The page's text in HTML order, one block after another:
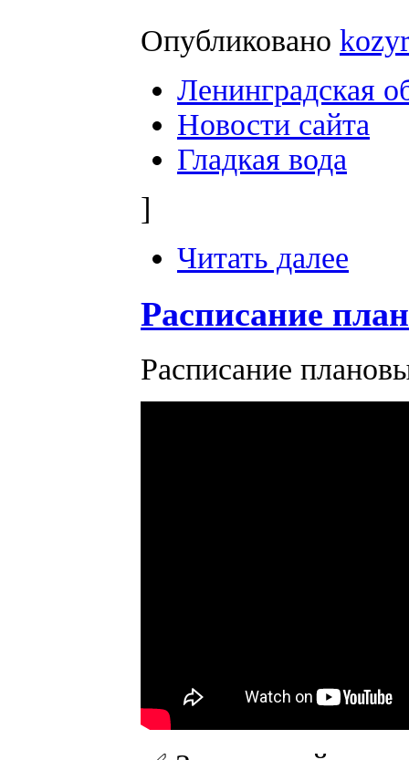
Опубликовано
Ленинградская
Новости сайта
Гладкая вода
]
Читать далее
Расписание
Расписание